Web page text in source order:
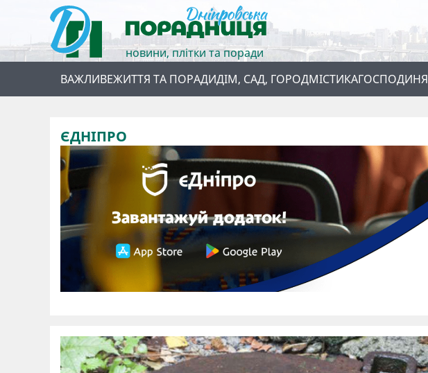
новини, плітки та поради
ВАЖЛИВЕЖИТТЯ ТА ПОРАДИДІМ, САД, ГОРОДМІСТИКАГОСПОДИНЯ
ЄДНІПРО